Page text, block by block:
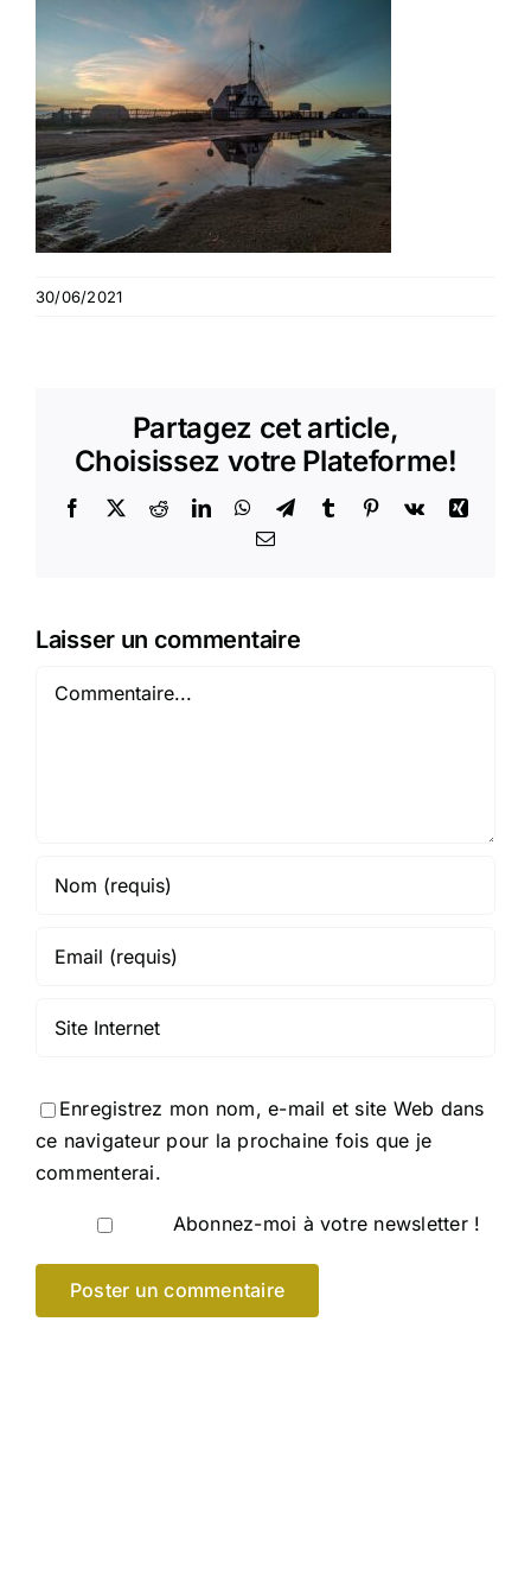
30/06/2021
Partagez cet article,
Choisissez votre Plateforme!
Facebook
X RedditLinkedInWhatsApp
TelegramTumblr Pinterest
Vk
Xing
Email
Laisser un commentaire
Commentaire
Enregistrez mon nom, e-mail et site Web dans
ce navigateur pour la prochaine fois que je
commenterai.
Abonnez-moi à votre newsletter !